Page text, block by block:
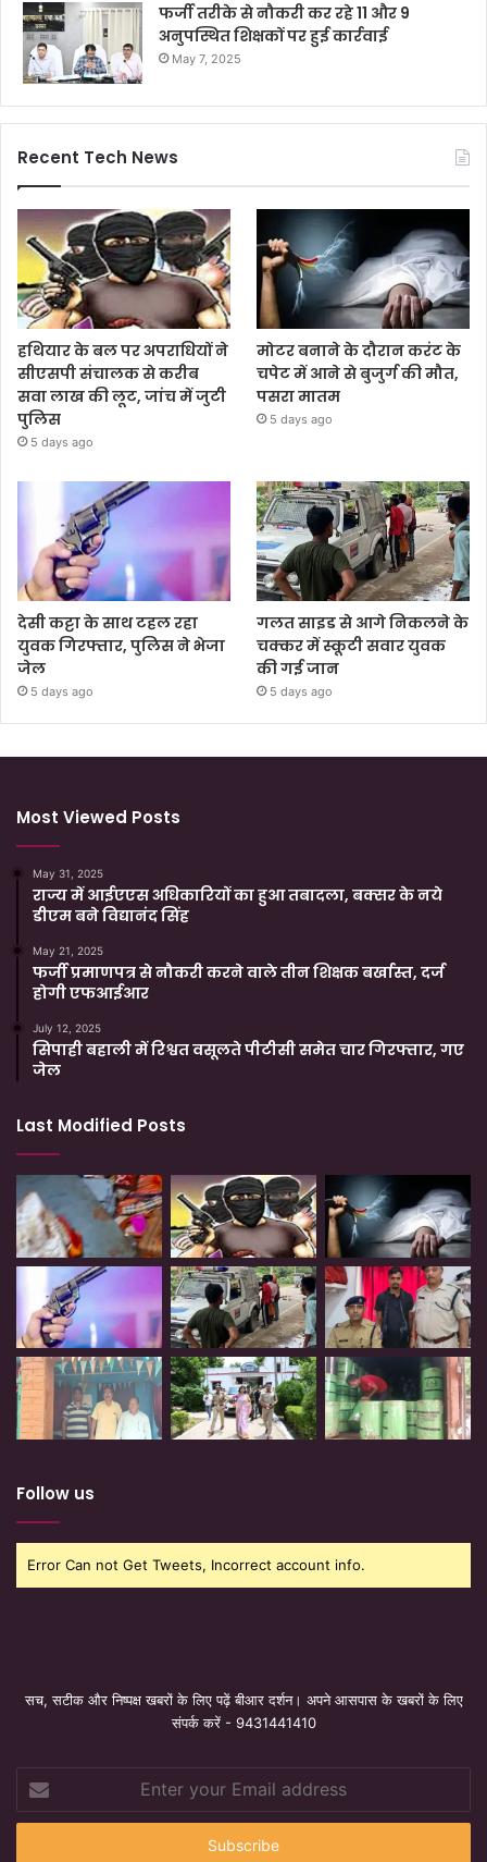
फर्जी तरीके से नौकरी कर रहे 11 और 9
अनुपस्थित शिक्षकों पर हुई कार्रवाई
May 7, 2025
Recent Tech News
हथियार के बल पर अपराधियों ने
सीएसपी संचालक से करीब
सवा लाख की लूट, जांच में जुटी
पुलिस
5 days ago
मोटर बनाने के दौरान करंट के
चपेट में आने से बुजुर्ग की मौत,
पसरा मातम
5 days ago
देसी कट्टा के साथ टहल रहा
युवक गिरफ्तार, पुलिस ने भेजा
जेल
5 days ago
गलत साइड से आगे निकलने के
चक्कर में स्कूटी सवार युवक
की गई जान
5 days ago
Most Viewed Posts
May 31, 2025
राज्य में आईएएस अधिकारियों का हुआ तबादला, बक्सर के नये
डीएम बने विद्यानंद सिंह
May 21, 2025
फर्जी प्रमाणपत्र से नौकरी करने वाले तीन शिक्षक बर्खास्त, दर्ज
होगी एफआईआर
July 12, 2025
सिपाही बहाली में रिश्वत वसूलते पीटीसी समेत चार गिरफ्तार, गए
जेल
Last Modified Posts
Follow us
Error Can not Get Tweets, Incorrect account info.
सच, सटीक और निष्पक्ष खबरों के लिए पढ़ें बीआर दर्शन। अपने आसपास के खबरों के लिए
संपर्क करें - 9431441410
your
Email